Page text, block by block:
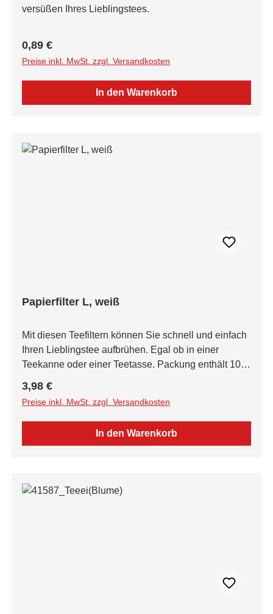
versüßen Ihres Lieblingstees.
Regulärer Preis:
0,89 €
Preise inkl. MwSt. zzgl. Versandkosten
In den Warenkorb
Papierfilter L, weiß
Mit diesen Teefiltern können Sie schnell und einfach
Ihren Lieblingstee aufbrühen. Egal ob in einer
Teekanne oder einer Teetasse. Packung enthält 100
Regulärer Preis:
3,98 €
Preise inkl. MwSt. zzgl. Versandkosten
In den Warenkorb